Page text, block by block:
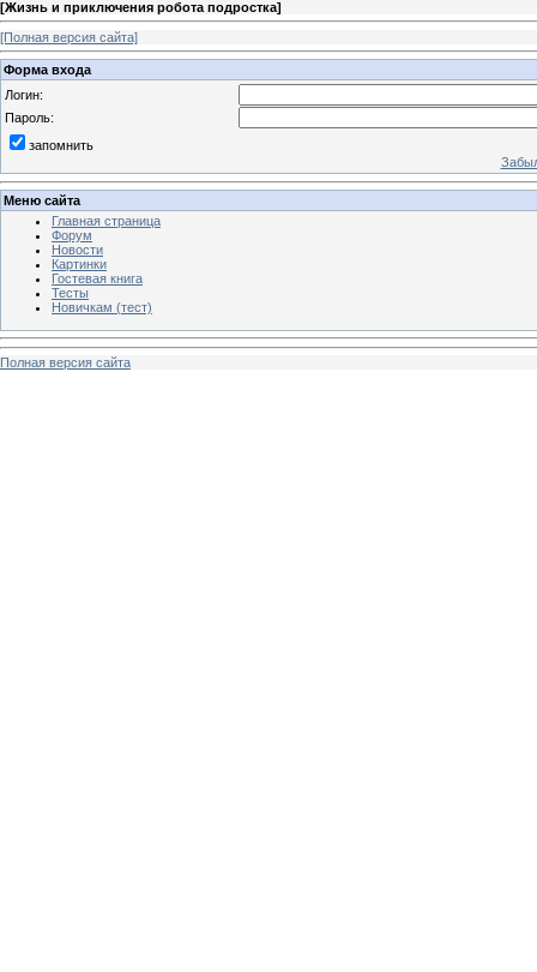
[Жизнь и приключения робота подростка]
[Полная версия сайта]
Форма входа
Логин:
Пароль:
запомнить
Меню сайта
Главная страница
Форум
Новости
Картинки
Гостевая книга
Тесты
Новичкам (тест)
Полная версия сайта